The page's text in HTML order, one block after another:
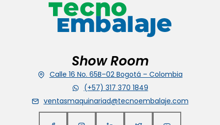
Show Room
Calle 16 No. 65B–02 Bogotá – Colombia
(+57) 317 370 1849
ventasmaquinariad@tecnoembalaje.com